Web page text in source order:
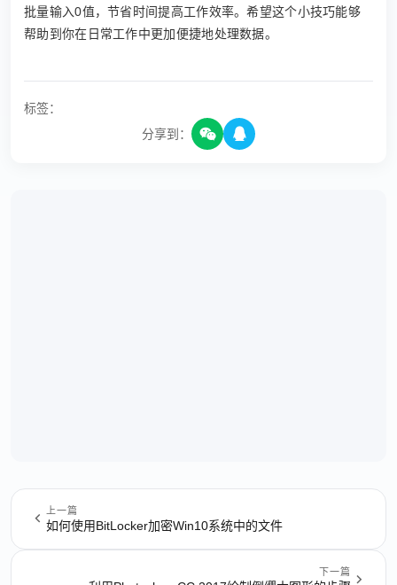
批量输入0值，节省时间提高工作效率。希望这个小技巧能够
帮助到你在日常工作中更加便捷地处理数据。
标签：
分享到：
上一篇
如何使用BitLocker加密Win10系统中的文件
下一篇